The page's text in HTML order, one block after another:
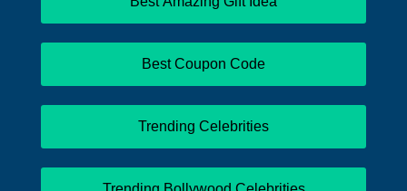
Best Coupon Code
Trending Celebrities